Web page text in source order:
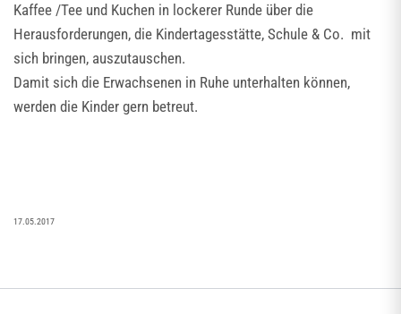
Kaffee /Tee und Kuchen in lockerer Runde über die
Herausforderungen, die Kindertagesstätte, Schule & Co. mit
sich bringen, auszutauschen.
Damit sich die Erwachsenen in Ruhe unterhalten können,
werden die Kinder gern betreut.
17.05.2017